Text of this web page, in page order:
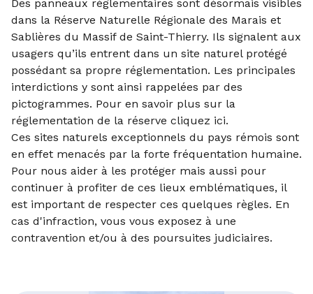
Des panneaux réglementaires sont désormais visibles
dans la Réserve Naturelle Régionale des Marais et
Sablières du Massif de Saint-Thierry. Ils signalent aux
usagers qu’ils entrent dans un site naturel protégé
possédant sa propre réglementation. Les principales
interdictions y sont ainsi rappelées par des
pictogrammes. Pour en savoir plus sur la
réglementation de la réserve cliquez ici.
Ces sites naturels exceptionnels du pays rémois sont
en effet menacés par la forte fréquentation humaine.
Pour nous aider à les protéger mais aussi pour
continuer à profiter de ces lieux emblématiques, il
est important de respecter ces quelques règles. En
cas d'infraction, vous vous exposez à une
contravention et/ou à des poursuites judiciaires.